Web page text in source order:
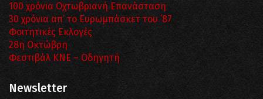
100 χρόνια Οχτωβριανή Επανάσταση
30 χρόνια απ’ το Ευρωμπάσκετ του ΄87
Φοιτητικές Εκλογές
28η Οκτώβρη
Φεστιβάλ ΚΝΕ – Οδηγητή
Newsletter